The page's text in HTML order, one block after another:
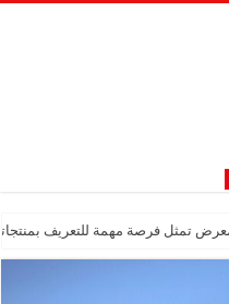
تمثل فرصة مهمة للتعريف